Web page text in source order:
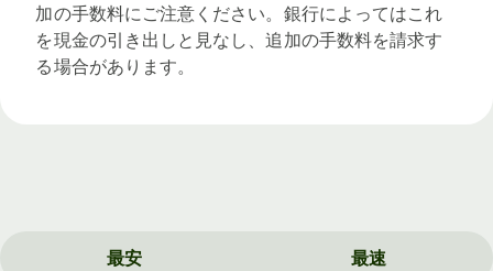
加の手数料にご注意ください。銀行によってはこれ
を現金の引き出しと見なし、追加の手数料を請求す
る場合があります。
最安 最速